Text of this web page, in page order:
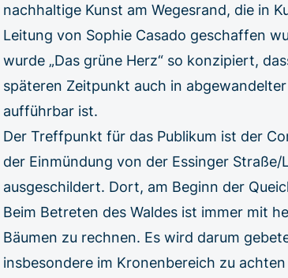
nachhaltige Kunst am Wegesrand, die in
Leitung von Sophie Casado geschaffen
wurde „Das grüne Herz“ so konzipiert,
späteren Zeitpunkt auch in
aufführbar ist.
Der Treffpunkt für das Publikum ist der
der Einmündung von der Essinger
ausgeschildert. Dort, am Beginn der
Beim Betreten des Waldes ist immer mit
Bäumen zu rechnen. Es wird darum
insbesondere im Kronenbereich zu